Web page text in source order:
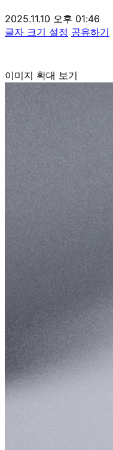
2025.11.10 오후 01:46
글자 크기 설정 공유하기
이미지 확대 보기